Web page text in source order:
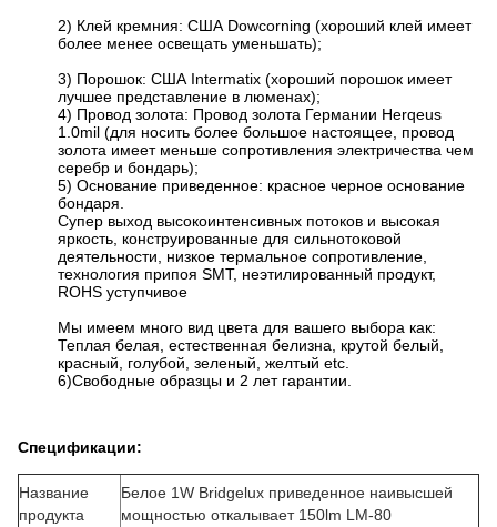
2) Клей кремния: США Dowcorning (хороший клей имеет
более менее освещать уменьшать);
3) Порошок: США Intermatix (хороший порошок имеет
лучшее представление в люменах);
4) Провод золота: Провод золота Германии Herqeus
1.0mil (для носить более большое настоящее, провод
золота имеет меньше сопротивления электричества чем
серебр и бондарь);
5) Основание приведенное: красное черное основание
бондаря.
Супер выход высокоинтенсивных потоков и высокая
яркость, конструированные для сильнотоковой
деятельности, низкое термальное сопротивление,
технология припоя SMT, неэтилированный продукт,
ROHS уступчивое
Мы имеем много вид цвета для вашего выбора как:
Теплая белая, естественная белизна, крутой белый,
красный, голубой, зеленый, желтый etc.
6)Свободные образцы и 2 лет гарантии.
Спецификации:
Название
продукта
Белое 1W Bridgelux приведенное наивысшей
мощностью откалывает 150lm LM-80